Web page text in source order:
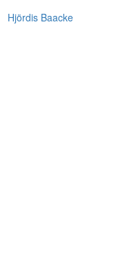
Hjördis Baacke